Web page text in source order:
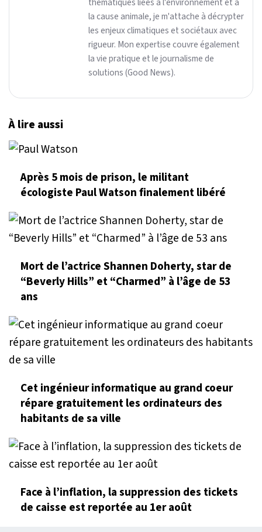
la cause animale, je m'attache à décrypter
les enjeux climatiques et sociétaux avec
rigueur. Mon expertise couvre également
la vie pratique et le journalisme de
solutions (Good News).
À lire aussi
Après 5 mois de prison, le militant
écologiste Paul Watson finalement libéré
Mort de l’actrice Shannen Doherty, star de
“Beverly Hills” et “Charmed” à l’âge de 53
ans
Cet ingénieur informatique au grand coeur
répare gratuitement les ordinateurs des
habitants de sa ville
Face à l’inflation, la suppression des tickets
de caisse est reportée au 1er août